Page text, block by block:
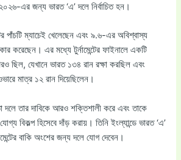
এর জন্য ভারত ‘এ’ দলে নির্বাচিত হন।
পাঁচটি ম্যাচেই খেলেছেন এবং ৯.৬-এর অবিশ্বাস্য
করেছেন। এর মধ্যে টুর্নামেন্টের ফাইনালে একটি
ছিল, যেখানে ভারত ১৩৪ রান রক্ষা করছিল এবং
মাত্র ১২ রান দিয়েছিলেন।
দলে তার দাবিকে আরও শক্তিশালী করে এবং তাকে
বিকল্প হিসেবে দাঁড় করায়। তিনি ইংল্যান্ডে ভারত ‘এ’
বাকি অংশের জন্য দলে যোগ দেবেন।